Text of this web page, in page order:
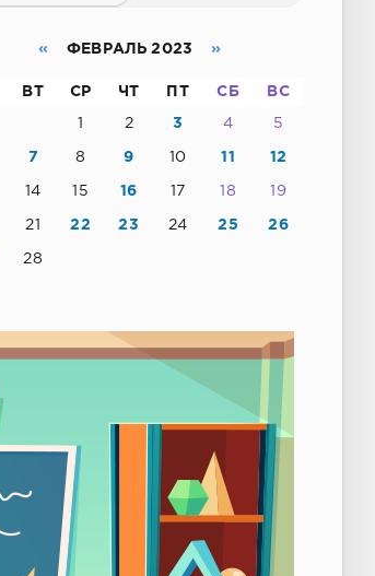
« ФЕВРАЛЬ 2023 »
ВТ СР ЧТ ПТ СБ ВС
1 2 3 4 5
7 8 9 10 11 12
14 15 16 17 18 19
21 22 23 24 25 26
28